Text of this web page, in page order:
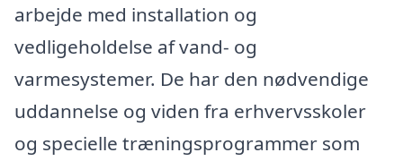
arbejde med installation og
vedligeholdelse af vand- og
varmesystemer. De har den nødvendige
uddannelse og viden fra erhvervsskoler
og specielle træningsprogrammer som